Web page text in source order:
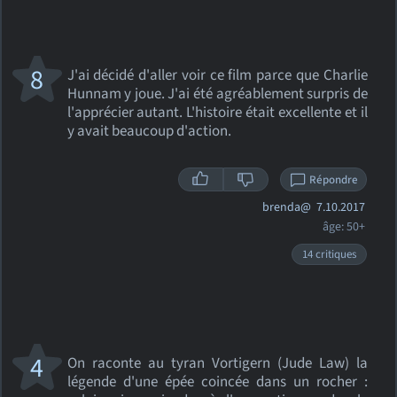
J'ai décidé d'aller voir ce film parce que Charlie
Hunnam y joue. J'ai été agréablement surpris de
l'apprécier autant. L'histoire était excellente et il
y avait beaucoup d'action.
8
Répondre
brenda@ 7.10.2017
âge: 50+
14 critiques
On raconte au tyran Vortigern (Jude Law) la
légende d'une épée coincée dans un rocher :
4